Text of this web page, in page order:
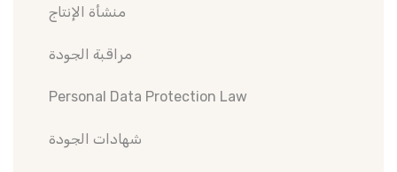
منشأة الإنتاج
مراقبة الجودة
Personal Data Protection Law
شهادات الجودة